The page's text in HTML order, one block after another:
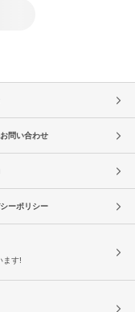
問い合わせ
ーポリシー
ます!